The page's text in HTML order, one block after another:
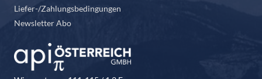
Liefer-/Zahlungsbedingungen
Newsletter Abo